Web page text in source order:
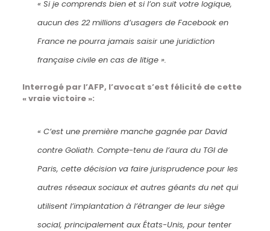
« Si je comprends bien et si l’on suit votre logique,
aucun des 22 millions d’usagers de Facebook en
France ne pourra jamais saisir une juridiction
française civile en cas de litige ».
Interrogé par l’AFP, l’avocat s’est félicité de cette
« vraie victoire »:
« C’est une première manche gagnée par David
contre Goliath. Compte-tenu de l’aura du TGI de
Paris, cette décision va faire jurisprudence pour les
autres réseaux sociaux et autres géants du net qui
utilisent l’implantation à l’étranger de leur siège
social, principalement aux États-Unis, pour tenter